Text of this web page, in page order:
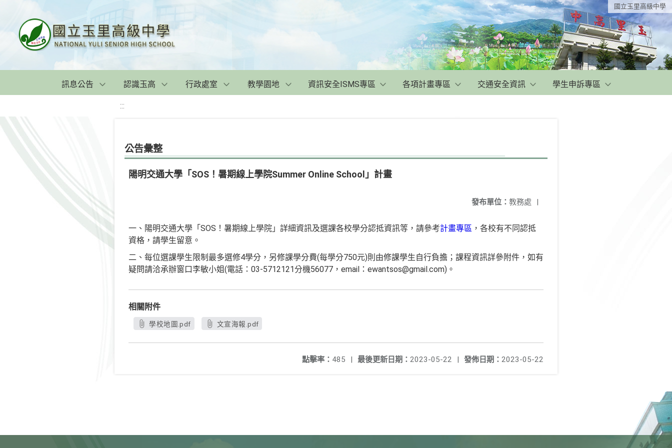
國立玉里高級中學
訊息公告 認識玉高 行政處室 教學園地 資訊安全ISMS專區 各項計畫專區 交通安全資訊 學生申訴專區
:::
公告彙整
陽明交通大學「SOS！暑期線上學院Summer Online School」計畫
發布單位： 教務處 |
一、陽明交通大學「SOS！暑期線上學院」詳細資訊及選課各校學分認抵資訊等，請參考計畫專區 ，各校有不同認抵
資格，請學生留意。
二、每位選課學生限制最多選修4學分，另修課學分費(每學分750元)則由修課學生自行負擔；課程資訊詳參附件，如有
疑問請洽承辦窗口李敏小姐(電話：03-5712121分機56077，email：ewantsos@gmail.com)。
相關附件
學校地圖.pdf 文宣海報.pdf
發佈日期： 2023-05-22
最後更新日期： 2023-05-22 |
點擊率： 485 |